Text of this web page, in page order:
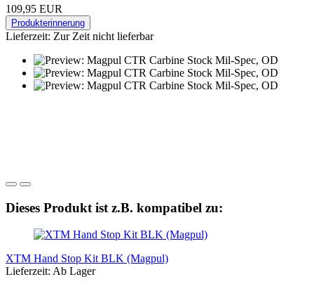
109,95 EUR
Produkterinnerung
Lieferzeit: Zur Zeit nicht lieferbar
Dieses Produkt ist z.B. kompatibel zu:
XTM Hand Stop Kit BLK (Magpul)
Lieferzeit: Ab Lager